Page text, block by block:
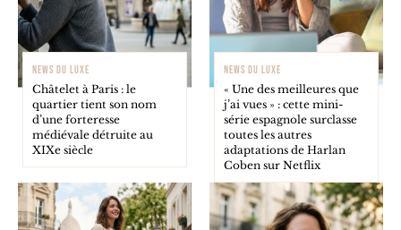
NEWS DU LUXE
Châtelet à Paris : le
quartier tient son nom
d’une forteresse
médiévale détruite au
XIXe siècle
NEWS DU LUXE
« Une des meilleures que
j’ai vues » : cette mini-
série espagnole surclasse
toutes les autres
adaptations de Harlan
Coben sur Netflix